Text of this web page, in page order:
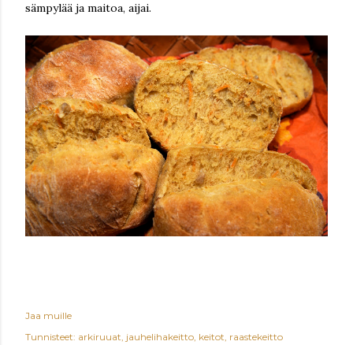
sämpylää ja maitoa, aijai.
Jaa muille
Tunnisteet: arkiruuat jauhelihakeitto keitot raastekeitto